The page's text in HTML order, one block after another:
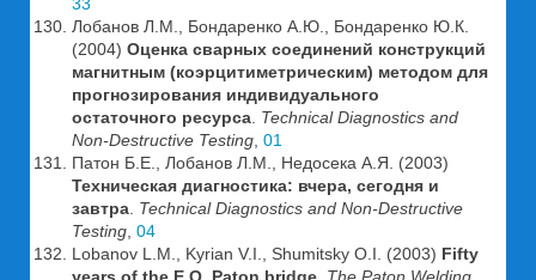
Лобанов Л.М., Бондаренко А.Ю., Бондаренко Ю.К.
(2004) Оценка сварных соединений конструкций
магнитным (коэрцитиметрическим) методом для
прогнозирования индивидуального
остаточного ресурса Technical Diagnostics and
Non-Destructive Testing 01
Патон Б.Е., Лобанов Л.М., Недосека А.Я. (2003)
Техническая диагностика: вчера, сегодня и
завтра Technical Diagnostics and Non-Destructive
Testing 04
Lobanov L.M., Kyrian V.I., Shumitsky O.I. (2003) Fifty